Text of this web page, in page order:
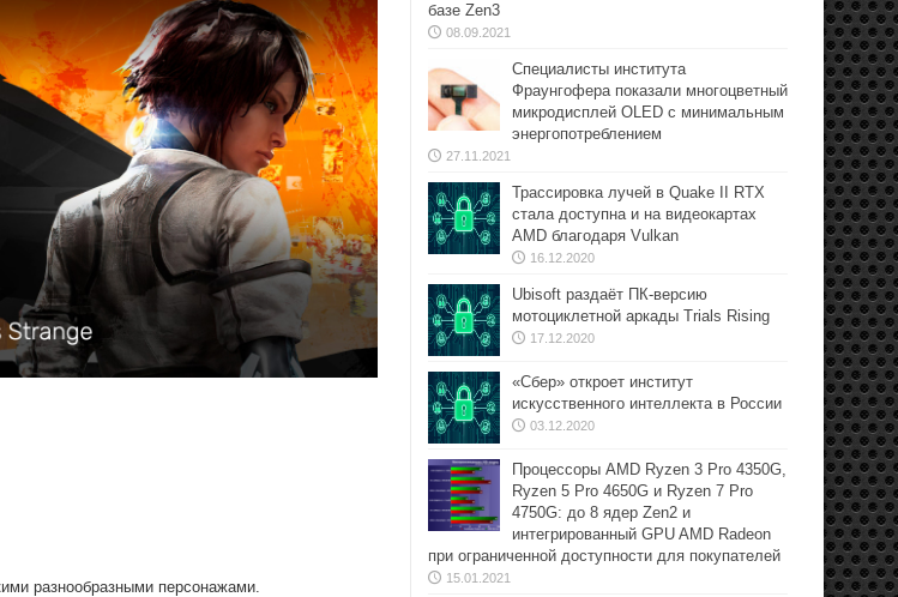
разнообразными персонажами.
базе Zen3
08.09.2021
Специалисты института
Фраунгофера показали многоцветный
микродисплей OLED с минимальным
энергопотреблением
27.11.2021
Трассировка лучей в Quake II RTX
стала доступна и на видеокартах
AMD благодаря Vulkan
16.12.2020
Ubisoft раздаёт ПК-версию
мотоциклетной аркады Trials Rising
17.12.2020
«Сбер» откроет институт
искусственного интеллекта в России
03.12.2020
Процессоры AMD Ryzen 3 Pro 4350G,
Ryzen 5 Pro 4650G и Ryzen 7 Pro
4750G: до 8 ядер Zen2 и
интегрированный GPU AMD Radeon
при ограниченной доступности для покупателей
15.01.2021